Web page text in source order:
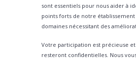
sont essentiels pour nous aider à
points forts de notre établissement
domaines nécessitant des
Votre participation est précieuse
resteront confidentielles. Nous